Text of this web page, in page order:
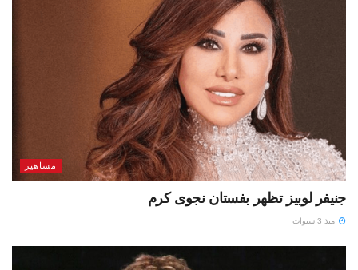
مشاهير
جنيفر لوبيز تظهر بفستان نجوى كرم
منذ 3 سنوات